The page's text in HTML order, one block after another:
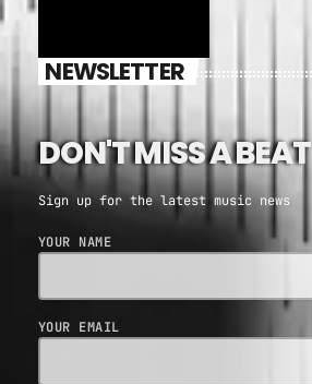
NEWSLETTER
DON'T MISS A BEAT
Sign up for the latest music news
YOUR NAME
YOUR EMAIL